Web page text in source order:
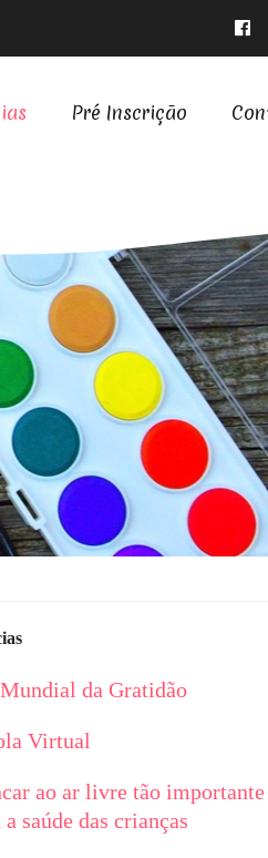
Pré Inscrição
da Gratidão
Virtual
ao ar livre tão importante
a saúde das crianças